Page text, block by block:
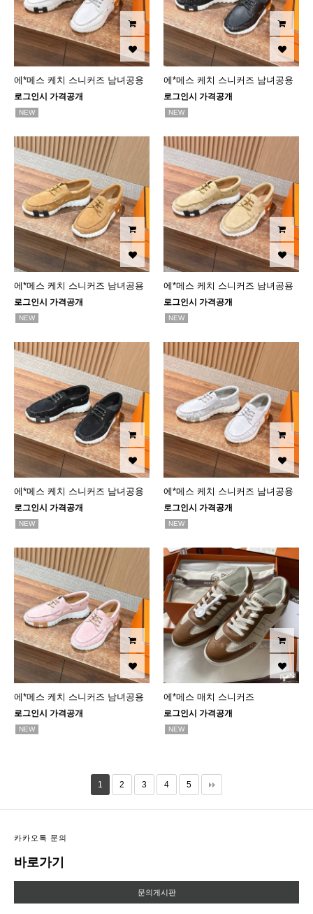
에*메스 케치 스니커즈 남녀공용
로그인시 가격공개
NEW
에*메스 케치 스니커즈 남녀공용
로그인시 가격공개
NEW
에*메스 케치 스니커즈 남녀공용
로그인시 가격공개
NEW
에*메스 케치 스니커즈 남녀공용
로그인시 가격공개
NEW
에*메스 케치 스니커즈 남녀공용
로그인시 가격공개
NEW
에*메스 케치 스니커즈 남녀공용
로그인시 가격공개
NEW
에*메스 케치 스니커즈 남녀공용
로그인시 가격공개
NEW
에*메스 매치 스니커즈
로그인시 가격공개
NEW
1 2 3 4 5
카카오톡 문의
바로가기
문의게시판